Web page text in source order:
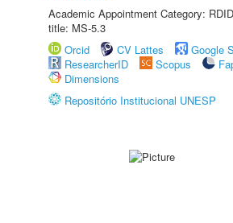
Academic Appointment Category:
title: MS-5.3
Orcid
CV Lattes
Google
ResearcherID
Scopus
Dimensions
Repositório Institucional UNESP